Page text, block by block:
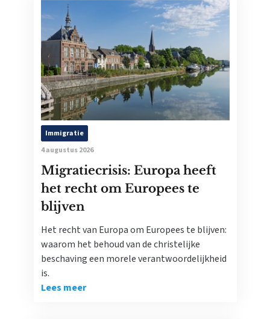
Immigratie
4 augustus 2026
Migratiecrisis: Europa heeft
het recht om Europees te
blijven
Het recht van Europa om Europees te blijven:
waarom het behoud van de christelijke
beschaving een morele verantwoordelijkheid
is.
Lees meer